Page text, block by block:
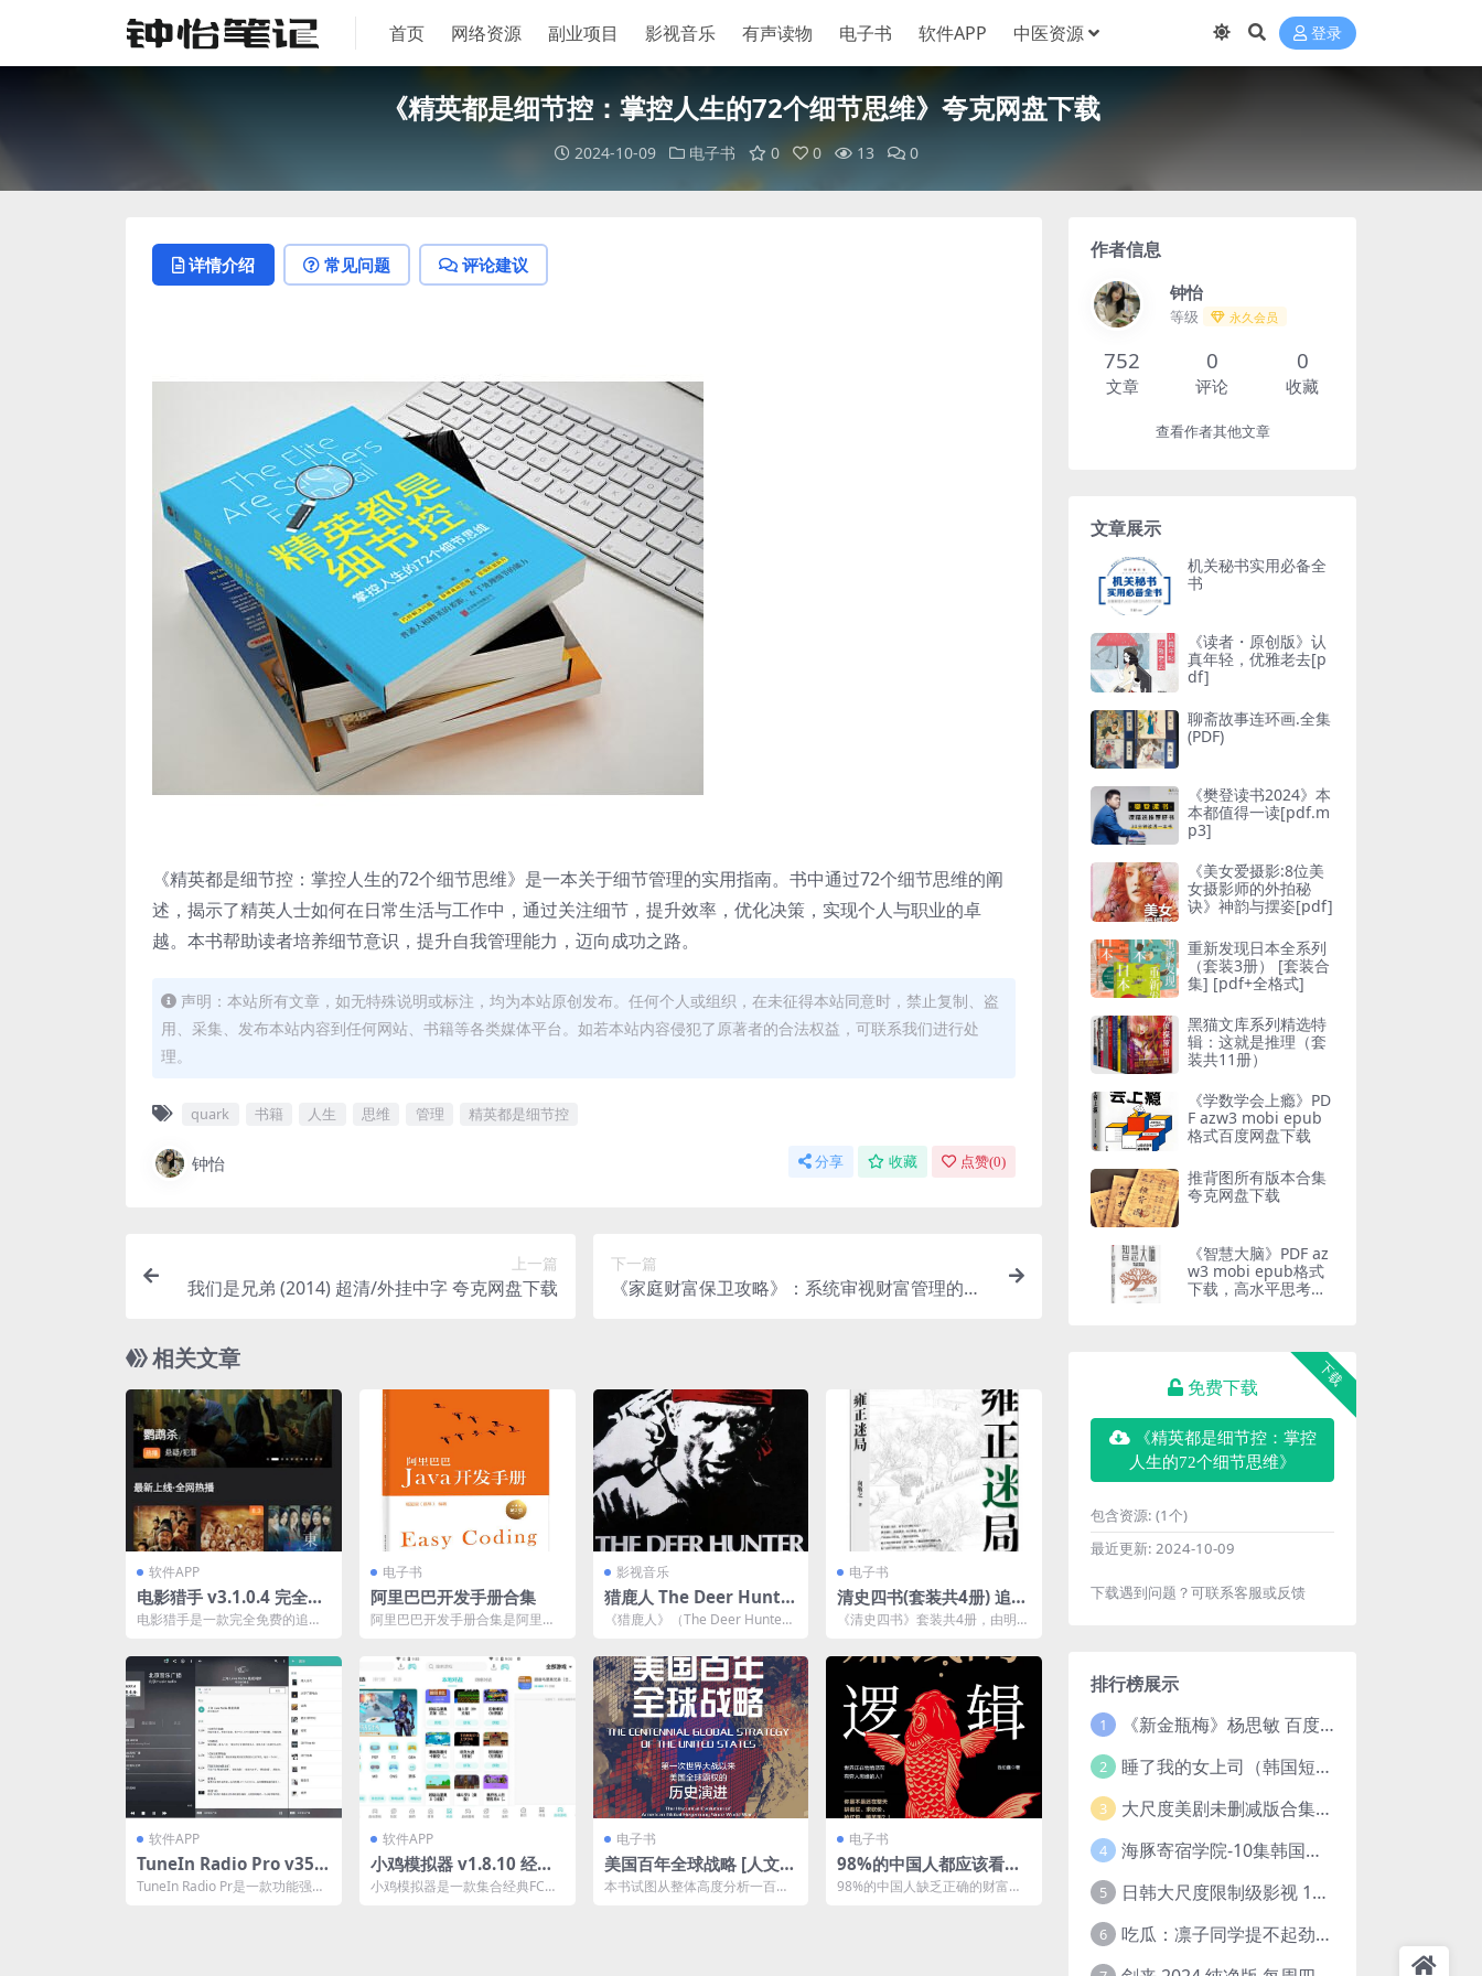
首页 网络资源 副业项目 影视音乐 有声读物 电子书 软件APP 中医资源 登录
《精英都是细节控：掌控人生的72个细节思维》夸克网盘下载
2024-10-09 电子书 0 0 13 0
详情介绍 常见问题 评论建议
《精英都是细节控：掌控人生的72个细节思维》是一本关于细节管理的实用指南。书中通过72个细节思维的阐
述，揭示了精英人士如何在日常生活与工作中，通过关注细节，提升效率，优化决策，实现个人与职业的卓
越。本书帮助读者培养细节意识，提升自我管理能力，迈向成功之路。
声明：本站所有文章，如无特殊说明或标注，均为本站原创发布。任何个人或组织，在未征得本站同意时，禁止复制、盗
用、采集、发布本站内容到任何网站、书籍等各类媒体平台。如若本站内容侵犯了原著者的合法权益，可联系我们进行处
理。
quark 书籍 人生 思维 管理 精英都是细节控
钟怡 分享 收藏 点赞(0)
上一篇
我们是兄弟 (2014) 超清/外挂中字 夸克网盘下载
下一篇
《家庭财富保卫攻略》：系统审视财富管理的目
相关文章
软件APP
电影猎手 v3.1.0.4 完全免
费的追剧软件，去广告版
电影猎手是一款完全免费的追剧
验。软件内置丰富电影、电视...
电子书
阿里巴巴开发手册合集
阿里巴巴开发手册合集是阿里巴
影视音乐
猎鹿人 The Deer Hunte
r 2160p remux (1978)
《猎鹿人》（The Deer Hunte
el...
电子书
清史四书(套装共4册) 追寻
历史现场的细节，解析清
《清史四书》套装共4册，由明清
店出版。该书追寻历史现...
软件APP
TuneIn Radio Pro v35.
6.1 手机电台，中文广播
TuneIn Radio Pr是一款功能强大
软件APP
小鸡模拟器 v1.8.10 经典F
C主机、街机游戏厅，免费
小鸡模拟器是一款集合经典FC主
电子书
美国百年全球战略 [ 人文社
科] [pdf+全格式]
本书试图从整体高度分析一百多
电子书
98%的中国人都应该看
《赚钱的逻辑》 早看早受
98%的中国人缺乏正确的财富教
作者信息
钟怡
等级 永久会员
752
文章
0
评论
0
收藏
查看作者其他文章
文章展示
机关秘书实用必备全
书
《读者・原创版》认
真年轻，优雅老去[p
df]
聊斋故事连环画.全集
(PDF)
《樊登读书2024》本
本都值得一读[pdf.m
p3]
《美女爱摄影:8位美
女摄影师的外拍秘
诀》神韵与摆姿[pdf]
重新发现日本全系列
（套装3册） [ 套装合
集] [pdf+全格式]
黑猫文库系列精选特
辑：这就是推理（套
装共11册）
《学数学会上瘾》PD
F azw3 mobi epub
格式百度网盘下载
推背图所有版本合集
夸克网盘下载
《智慧大脑》PDF az
w3 mobi epub格式
下载，高水平思考的
下载
免费下载
《精英都是细节控：掌控
人生的72个细节思维》
包含资源: (1个)
最近更新: 2024-10-09
下载遇到问题？可联系客服或反馈
排行榜展示
1 《新金瓶梅》杨思敏 百度云网盘下载.1080P阿里下载.国语中字.(1996)
2 睡了我的女上司（韩国短剧）4K超清/中字百度云网盘下载
3 大尺度美剧未删减版合集【22部】
4 海豚寄宿学院-10集韩国高颜值短剧
5 日韩大尺度限制级影视 120部大合集无删减版
6 吃瓜：凛子同学提不起劲/小怡loli 72V+23V+14V–24.02GB】